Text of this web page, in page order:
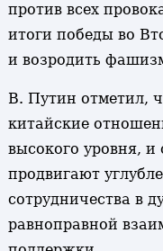
против всех
итоги победы во
и возродить
В. Путин отметил,
китайские
высокого уровня, и
продвигают
сотрудничества в
равноправной